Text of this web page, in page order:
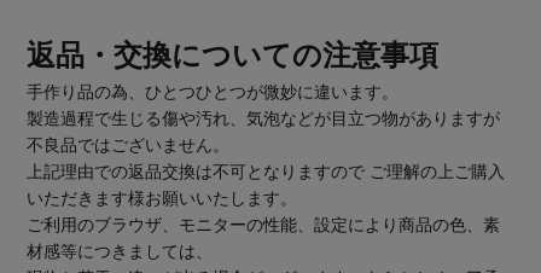
返品・交換についての注意事項
手作り品の為、ひとつひとつが微妙に違います。
製造過程で生じる傷や汚れ、気泡などが目立つ物がありますが
不良品ではございません。
上記理由での返品交換は不可となりますので ご理解の上ご購入
いただきます様お願いいたします。
ご利用のブラウザ、モニターの性能、設定により商品の色、素
材感等につきましては、